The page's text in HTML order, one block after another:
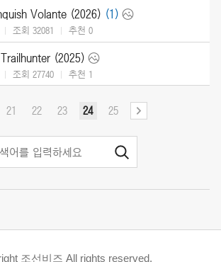
Volante (2026) (1)
조회 32081 추천 0
(2025)
조회 27740 추천 1
21 22 23 24 25
조선비즈 All rights reserved.